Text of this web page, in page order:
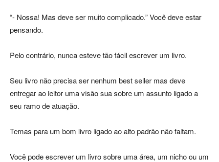
“- Nossa! Mas deve ser muito complicado.” Você deve estar
pensando.
Pelo contrário, nunca esteve tão fácil escrever um livro.
Seu livro não precisa ser nenhum best seller mas deve
entregar ao leitor uma visão sua sobre um assunto ligado a
seu ramo de atuação.
Temas para um bom livro ligado ao alto padrão não faltam.
Você pode escrever um livro sobre uma área, um nicho ou um